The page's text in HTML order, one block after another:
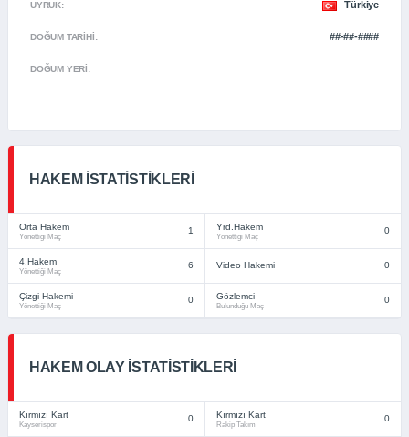
UYRUK: Türkiye
DOĞUM TARIHI: ##-##-####
DOĞUM YERI:
HAKEM İSTATISTIKLERI
Orta Hakem
Yönettiği Maç
1 Yrd.Hakem
Yönettiği Maç
0
4.Hakem
Yönettiği Maç
6 Video Hakemi 0
Çizgi Hakemi
Yönettiği Maç
0 Gözlemci
Bulunduğu Maç
0
HAKEM OLAY İSTATISTIKLERI
Kırmızı Kart
Kayserispor
0 Kırmızı Kart
Rakip Takım
0